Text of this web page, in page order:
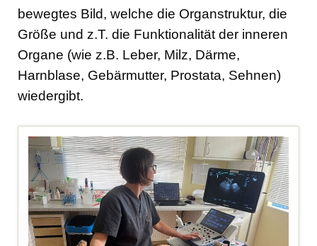
bewegtes Bild, welche die Organstruktur, die
Größe und z.T. die Funktionalität der inneren
Organe (wie z.B. Leber, Milz, Därme,
Harnblase, Gebärmutter, Prostata, Sehnen)
wiedergibt.